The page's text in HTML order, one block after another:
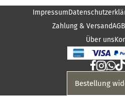
Impressum
Zahlung & VersandAGB
Über uns
Bestellung